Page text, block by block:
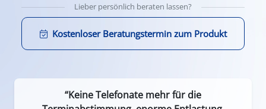
Lieber persönlich beraten lassen?
Kostenloser Beratungstermin zum Produkt
“Keine Telefonate mehr für die